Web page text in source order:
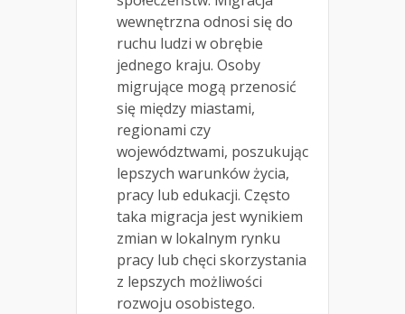
wewnętrzna odnosi się do
ruchu ludzi w obrębie
jednego kraju. Osoby
migrujące mogą przenosić
się między miastami,
regionami czy
województwami, poszukując
lepszych warunków życia,
pracy lub edukacji. Często
taka migracja jest wynikiem
zmian w lokalnym rynku
pracy lub chęci skorzystania
z lepszych możliwości
rozwoju osobistego.